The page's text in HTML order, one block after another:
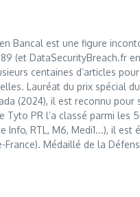
Bancal est une figure
(et DataSecurityBreach.fr
centaines d’articles
Lauréat du prix spécial
(2024), il est reconnu
PR l’a classé parmi
Info, RTL, M6, Medi1...), il
Médaillé de la